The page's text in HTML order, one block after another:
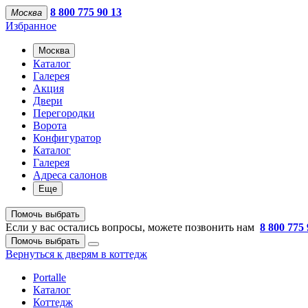
Москва
8 800 775 90 13
Избранное
Москва
Каталог
Галерея
Акция
Двери
Перегородки
Ворота
Конфигуратор
Каталог
Галерея
Адреса салонов
Еще
Помочь выбрать
Если у вас остались вопросы, можете позвонить нам 8 800 775
Помочь выбрать
Вернуться к дверям в коттедж
Portalle
Каталог
Коттедж